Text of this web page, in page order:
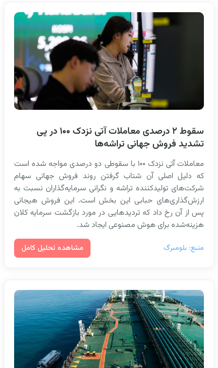
سقوط ۲ درصدی معاملات آتی نزدک ۱۰۰ در پی
تشدید فروش جهانی تراشه‌ها
معاملات آتی نزدک ۱۰۰ با سقوطی دو درصدی مواجه شده است
که دلیل اصلی آن شتاب گرفتن روند فروش جهانی سهام
شرکت‌های تولیدکننده تراشه و نگرانی سرمایه‌گذاران نسبت به
ارزش‌گذاری‌های حبابی این بخش است. این فروش هیجانی
پس از آن رخ داد که تردیدهایی در مورد بازگشت سرمایه کلان
هزینه‌شده برای هوش مصنوعی ایجاد شد.
منبع: بلومبرگ مشاهده تحلیل کامل